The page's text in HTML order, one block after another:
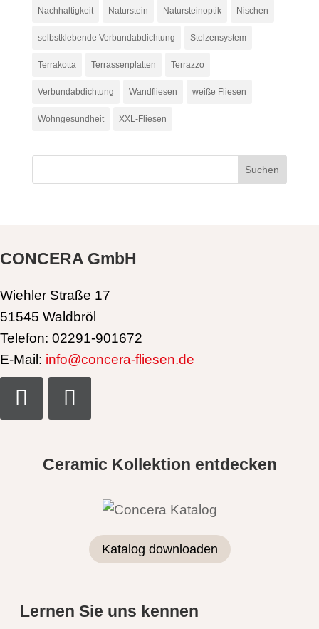
Nachhaltigkeit Naturstein Natursteinoptik Nischen
selbstklebende Verbundabdichtung Stelzensystem
Terrakotta Terrassenplatten Terrazzo
Verbundabdichtung Wandfliesen weiße Fliesen
Wohngesundheit XXL-Fliesen
CONCERA GmbH
Wiehler Straße 17
51545 Waldbröl
Telefon: 02291-901672
E-Mail: info@concera-fliesen.de
Ceramic Kollektion entdecken
Katalog downloaden
Lernen Sie uns kennen